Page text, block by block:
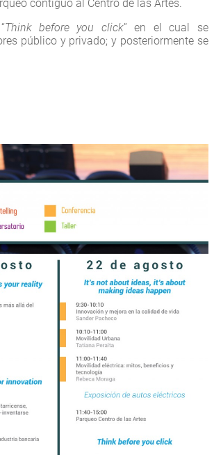
contiguo al Centro de las Artes.
Think before you click” en el cual se
público y privado; y posteriormente se